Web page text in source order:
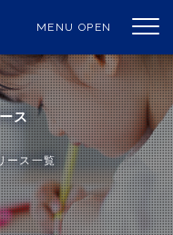
MENU OPEN
ス
ース一覧